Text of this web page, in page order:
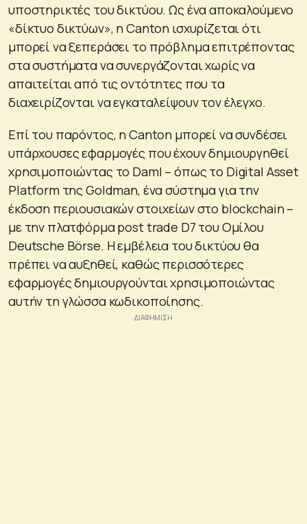
υποστηρικτές του δικτύου. Ως ένα αποκαλούμενο
«δίκτυο δικτύων», η Canton ισχυρίζεται ότι
μπορεί να ξεπεράσει το πρόβλημα επιτρέποντας
στα συστήματα να συνεργάζονται χωρίς να
απαιτείται από τις οντότητες που τα
διαχειρίζονται να εγκαταλείψουν τον έλεγχο.
Επί του παρόντος, η Canton μπορεί να συνδέσει
υπάρχουσες εφαρμογές που έχουν δημιουργηθεί
χρησιμοποιώντας το Daml – όπως το Digital Asset
Platform της Goldman, ένα σύστημα για την
έκδοση περιουσιακών στοιχείων στο blockchain –
με την πλατφόρμα post trade D7 του Ομίλου
Deutsche Börse. Η εμβέλεια του δικτύου θα
πρέπει να αυξηθεί, καθώς περισσότερες
εφαρμογές δημιουργούνται χρησιμοποιώντας
αυτήν τη γλώσσα κωδικοποίησης.